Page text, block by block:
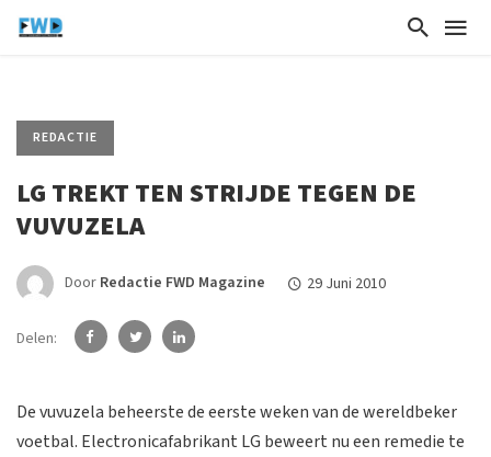
REDACTIE
LG TREKT TEN STRIJDE TEGEN DE
VUVUZELA
Door Redactie FWD Magazine 29 Juni 2010
Delen:
De vuvuzela beheerste de eerste weken van de wereldbeker
voetbal. Electronicafabrikant LG beweert nu een remedie te